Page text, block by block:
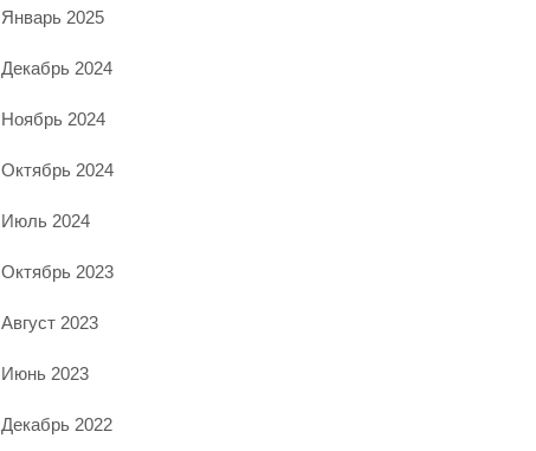
Январь 2025
Декабрь 2024
Ноябрь 2024
Октябрь 2024
Июль 2024
Октябрь 2023
Август 2023
Июнь 2023
Декабрь 2022